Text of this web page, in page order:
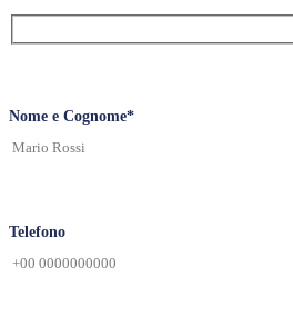
Nome e Cognome*
Telefono